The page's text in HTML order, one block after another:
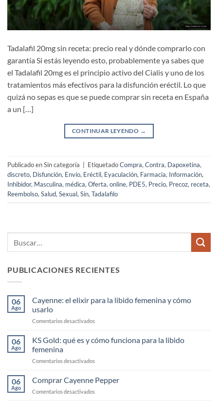
Tadalafil 20mg sin receta: precio real y dónde comprarlo con
garantía Si estás leyendo esto, probablemente ya sabes que
el Tadalafil 20mg es el principio activo del Cialis y uno de los
tratamientos más efectivos para la disfunción eréctil. Lo que
quizá no sepas es que se puede comprar sin receta en España
a un […]
CONTINUAR LEYENDO →
Publicado en Sin categoría EtiquetadoCompra, Contra, Dapoxetina,
discreto, Disfunción, Envío, Eréctil, Eyaculación, Farmacia, Información,
Inhibidor, Masculina, médica, Oferta, online, PDE5, Precio, Precoz, receta,
Reembolso, Salud, Sexual, Sin, Tadalafilo
PUBLICACIONES RECIENTES
06
Ago
Cayenne: el elixir para la libido femenina y cómo
usarlo
Comentarios desactivados
el
elixir
la
femenina
cómo
06
Ago
KS Gold: qué es y cómo funciona para la libido
femenina
Comentarios desactivados
Gold:
qué
es
06
Ago
Comprar Cayenne Pepper
Comentarios desactivados